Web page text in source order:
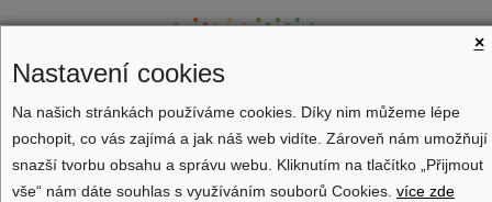
Zobrazit navigaci
×
Nastavení cookies
Na našich stránkách používáme cookies. Díky nim můžeme lépe
pochopit, co vás zajímá a jak náš web vidíte. Zároveň nám umožňují
snazší tvorbu obsahu a správu webu. Kliknutím na tlačítko „Přijmout
vše“ nám dáte souhlas s využíváním souborů Cookies. více zde